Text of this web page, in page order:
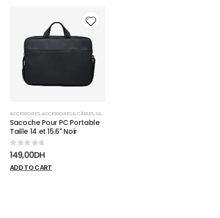
Add to
wishlist
ACCESSOIRES, ACCESSOIRES & CÂBLES,SACS & SACOCHES
Sacoche Pour PC Portable
Taille 14 et 15.6" Noir
0 sur 5
149,00DH
ADD TO CART